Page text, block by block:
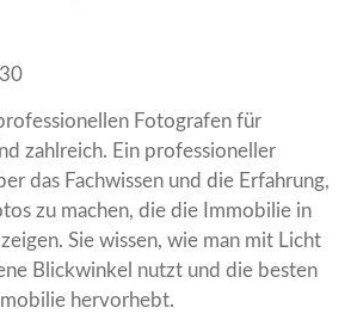
Fotografen für
zahlreich. Ein professioneller
das Fachwissen und die Erfahrung,
zu machen, die die Immobilie in
Sie wissen, wie man mit Licht
Blickwinkel nutzt und die besten
hervorhebt.